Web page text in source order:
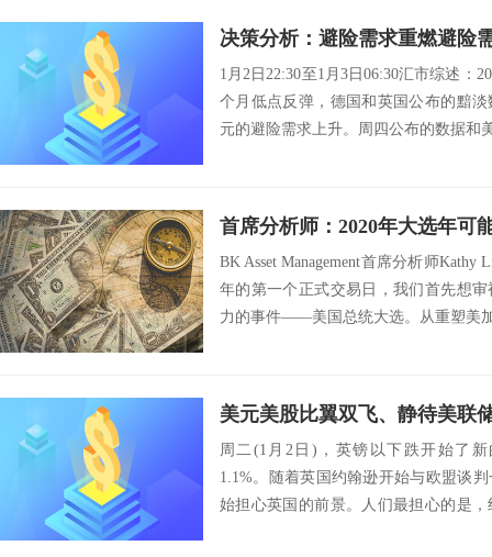
1月2日22:30至1月3日06:30汇市综述：
个月低点反弹，德国和英国公布的黯
元的避险需求上升。周四公布的数据和
首席分析师：2020年大选年可
BK Asset Management首席分析师Kathy
年的第一个正式交易日，我们首先想
力的事件——美国总统大选。从重塑美
周二(1月2日)，英镑以下跌开始了
1.1%。随着英国约翰逊开始与欧盟谈
始担心英国的前景。人们最担心的是